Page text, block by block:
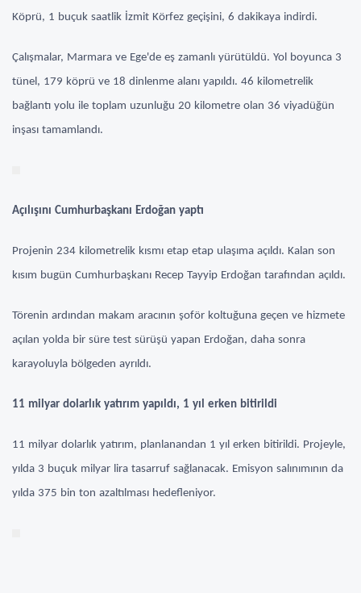
Köprü, 1 buçuk saatlik İzmit Körfez geçişini, 6 dakikaya indirdi.
Çalışmalar, Marmara ve Ege'de eş zamanlı yürütüldü. Yol boyunca 3
tünel, 179 köprü ve 18 dinlenme alanı yapıldı. 46 kilometrelik
bağlantı yolu ile toplam uzunluğu 20 kilometre olan 36 viyadüğün
inşası tamamlandı.
Açılışını Cumhurbaşkanı Erdoğan yaptı
Projenin 234 kilometrelik kısmı etap etap ulaşıma açıldı. Kalan son
kısım bugün Cumhurbaşkanı Recep Tayyip Erdoğan tarafından açıldı.
Törenin ardından makam aracının şoför koltuğuna geçen ve hizmete
açılan yolda bir süre test sürüşü yapan Erdoğan, daha sonra
karayoluyla bölgeden ayrıldı.
11 milyar dolarlık yatırım yapıldı, 1 yıl erken bitirildi
11 milyar dolarlık yatırım, planlanandan 1 yıl erken bitirildi. Projeyle,
yılda 3 buçuk milyar lira tasarruf sağlanacak. Emisyon salınımının da
yılda 375 bin ton azaltılması hedefleniyor.